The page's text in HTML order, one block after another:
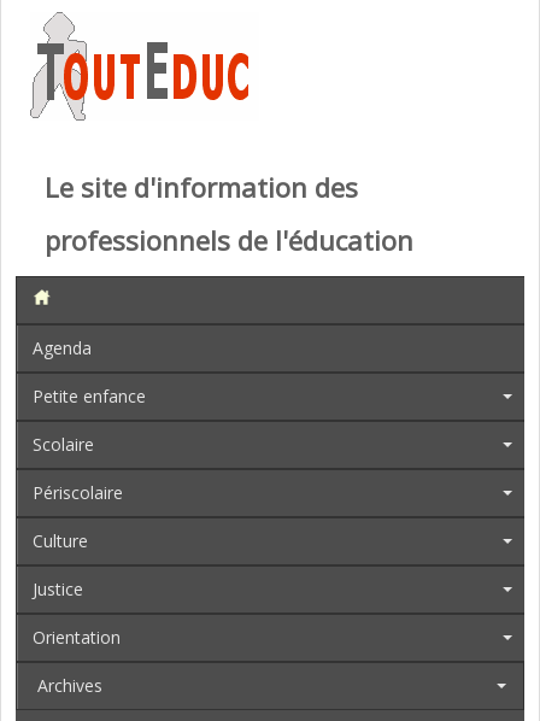
Le site d'information des
professionnels de l'éducation
Agenda
Petite enfance
Scolaire
Périscolaire
Culture
Justice
Orientation
Archives